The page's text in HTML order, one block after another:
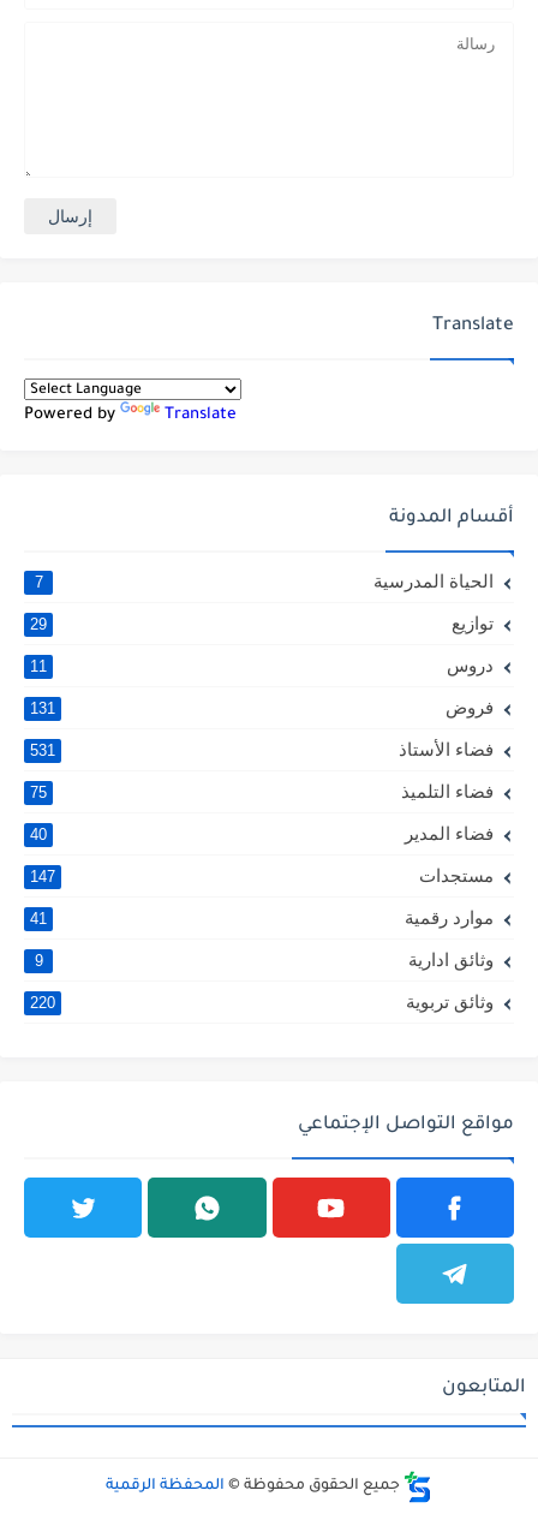
Translate
Powered by Translate
أقسام المدونة
الحياة المدرسية 7
توازيع 29
دروس 11
فروض 131
فضاء الأستاذ 531
فضاء التلميذ 75
فضاء المدير 40
مستجدات 147
موارد رقمية 41
وثائق ادارية 9
وثائق تربوية 220
مواقع التواصل الإجتماعي
المتابعون
جميع الحقوق محفوظة © المحفظة الرقمية